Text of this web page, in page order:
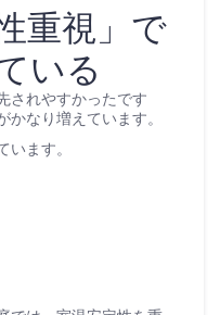
重視」で
いる
されやすかったです
なり増えています。
ます。